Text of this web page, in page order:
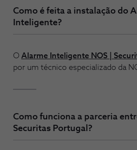
Como é feita a instalação do
Inteligente?
O Alarme Inteligente NOS |
por um técnico especializado da
Como funciona a parceria
Securitas Portugal?